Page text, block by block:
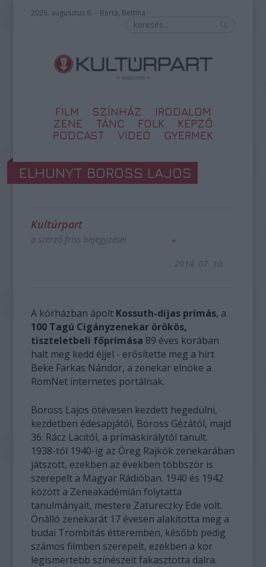
2026. augusztus 6. – Berta, Bettina
FILM SZÍNHÁZ
IRODALOM
ZENE
TÁNC FOLK
KÉPZŐ
PODCAST
VIDEÓ GYERMEK
ELHUNYT BOROSS LAJOS
Kultúrpart
a szerző friss bejegyzései
2014. 07. 10.
A kórházban ápolt Kossuth-díjas prímás, a
100 Tagú Cigányzenekar örökös,
tiszteletbeli főprímása 89 éves korában
halt meg kedd éjjel - erősítette meg a hírt
Beke Farkas Nándor, a zenekar elnöke a
RomNet internetes portálnak.
Boross Lajos ötévesen kezdett hegedülni,
kezdetben édesapjától, Boross Gézától, majd
36. Rácz Lacitól, a prímáskirálytól tanult.
1938-tól 1940-ig az Öreg Rajkók zenekarában
játszott, ezekben az években többször is
szerepelt a Magyar Rádióban. 1940 és 1942
között a Zeneakadémián folytatta
tanulmányait, mestere Zatureczky Ede volt.
Önálló zenekarát 17 évesen alakította meg a
budai Trombitás étteremben, később pedig
számos filmben szerepelt, ezekben a kor
legismertebb színészeit fakasztotta dalra.